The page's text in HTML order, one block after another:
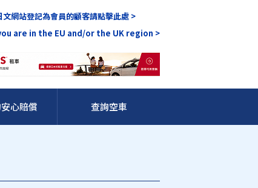
文網站登記為會員的顧客請點擊此處 >
are in the EU and/or the UK region >
心賠償 查詢空車